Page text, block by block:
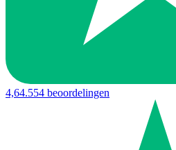
4,64.554 beoordelingen